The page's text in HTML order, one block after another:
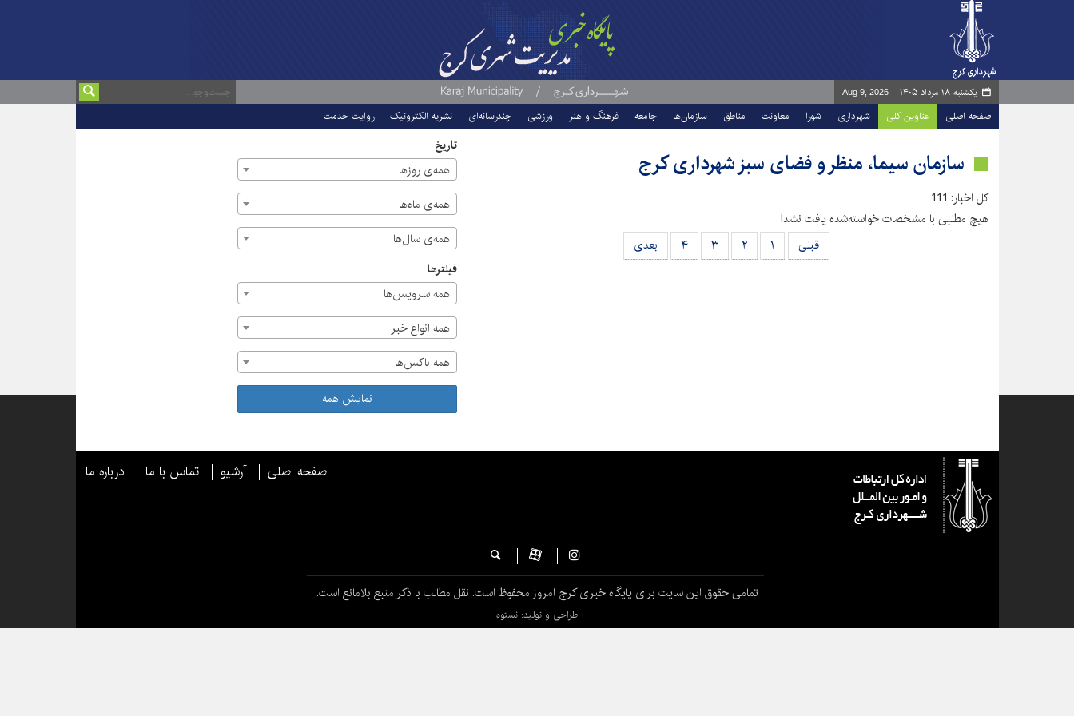
یکشنبه ۱۸ مرداد ۱۴۰۵ - Aug 9, 2026
صفحه اصلی عناوین کلی شهرداری شورا معاونت مناطق سازمان‌ها جامعه فرهنگ و هنر ورزشی چندرسانه‌ای نشریه الکترونیک روایت خدمت
سازمان سیما، منظر و فضای سبز شهرداری کرج
کل اخبار: 111
هیچ مطلبی با مشخصات خواسته‌شده یافت نشد!
قبلی
۱ ۲ ۳ ۴ بعدی
تاریخ
همه‌ی روزها
همه‌ی ماه‌ها
همه‌ی سال‌ها
فیلترها
همه سرویس‌ها
همه انواع خبر
همه باکس‌ها
نمایش همه
صفحه اصلی آرشیو تماس با ما درباره ما
تمامی حقوق این سایت برای پایگاه خبری کرج امروز محفوظ است. نقل مطالب با ذکر منبع بلامانع است.
طراحی و تولید: نستوه